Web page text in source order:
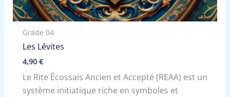
Grade 04
Les Lévites
4,90 €
Le Rite Écossais Ancien et Accepté (REAA) est un
système initiatique riche en symboles et